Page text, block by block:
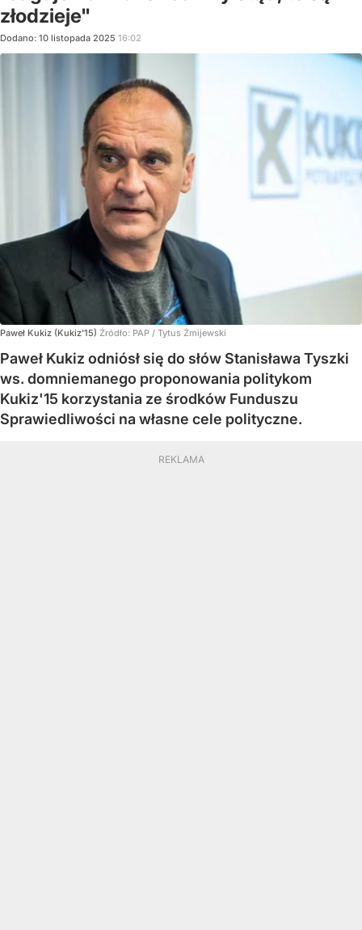
złodzieje"
Dodano: 10 listopada 2025 16:02
Paweł Kukiz (Kukiz'15) Źródło: PAP / Tytus Żmijewski
Paweł Kukiz odniósł się do słów Stanisława Tyszki
ws. domniemanego proponowania politykom
Kukiz'15 korzystania ze środków Funduszu
Sprawiedliwości na własne cele polityczne.